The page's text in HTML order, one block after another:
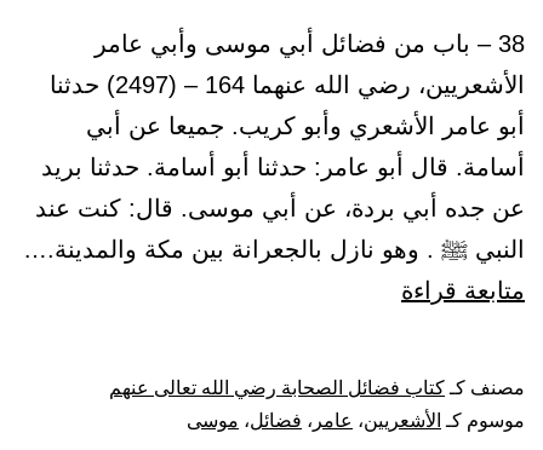
38 – باب من فضائل أبي موسى وأبي عامر
الأشعريين، رضي الله عنهما 164 – (2497) حدثنا
أبو عامر الأشعري وأبو كريب. جميعا عن أبي
أسامة. قال أبو عامر: حدثنا أبو أسامة. حدثنا بريد
عن جده أبي بردة، عن أبي موسى. قال: كنت عند
النبي ﷺ . وهو نازل بالجعرانة بين مكة والمدينة.…
متابعة قراءة
فضائل
أبي
مصنف كـكتاب فضائل الصحابة رضي الله تعالى عنهم
موسوم كـ الأشعريين، عامر ، فضائل، موسى